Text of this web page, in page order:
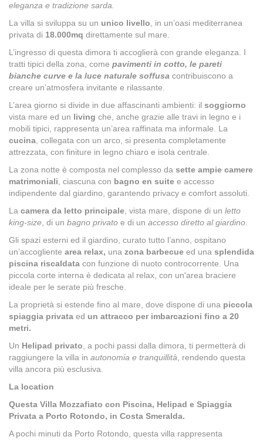
eleganza e tradizione sarda.
La villa si sviluppa su un unico livello, in un’oasi mediterranea
privata di 18.000mq direttamente sul mare.
L’ingresso di questa dimora ti accoglierà con grande eleganza. I
tratti tipici della zona, come pavimenti in cotto, le pareti
bianche curve e la luce naturale soffusa contribuiscono a
creare un’atmosfera invitante e rilassante.
L’area giorno si divide in due affascinanti ambienti: il soggiorno
vista mare ed un living che, anche grazie alle travi in legno e i
mobili tipici, rappresenta un’area raffinata ma informale. La
cucina, collegata con un arco, si presenta completamente
attrezzata, con finiture in legno chiaro e isola centrale.
La zona notte è composta nel complesso da sette ampie camere
matrimoniali, ciascuna con bagno en suite e accesso
indipendente dal giardino, garantendo privacy e comfort assoluti.
La camera da letto principale, vista mare, dispone di un letto
king-size, di un bagno privato e di un accesso diretto al giardino.
Gli spazi esterni ed il giardino, curato tutto l’anno, ospitano
un’accogliente area relax, una zona barbecue ed una splendida
piscina riscaldata con funzione di nuoto controcorrente. Una
piccola corte interna è dedicata al relax, con un'area braciere
ideale per le serate più fresche.
La proprietà si estende fino al mare, dove dispone di una piccola
spiaggia privata ed un attracco per imbarcazioni fino a 20
metri.
Un Helipad privato, a pochi passi dalla dimora, ti permetterà di
raggiungere la villa in autonomia e tranquillità, rendendo questa
villa ancora più esclusiva.
La location
Questa Villa Mozzafiato con Piscina, Helipad e Spiaggia
Privata a Porto Rotondo, in Costa Smeralda.
A pochi minuti da Porto Rotondo, questa villa rappresenta